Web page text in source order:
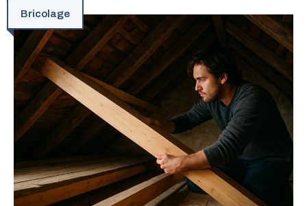
Bricolage